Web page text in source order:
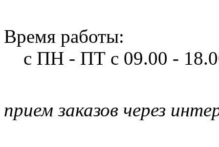
Время работы:
с ПН - ПТ с 09.00 -
прием заказов через